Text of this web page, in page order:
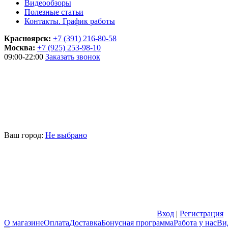
Видеообзоры
Полезные статьи
Контакты. График работы
Красноярск: +7 (391) 216-80-58
Москва: +7 (925) 253-98-10
09:00-22:00 Заказать звонок
Ваш город: Не выбрано
Вход | Регистрация
О магазинеОплатаДоставкаБонусная программаРабота у нас